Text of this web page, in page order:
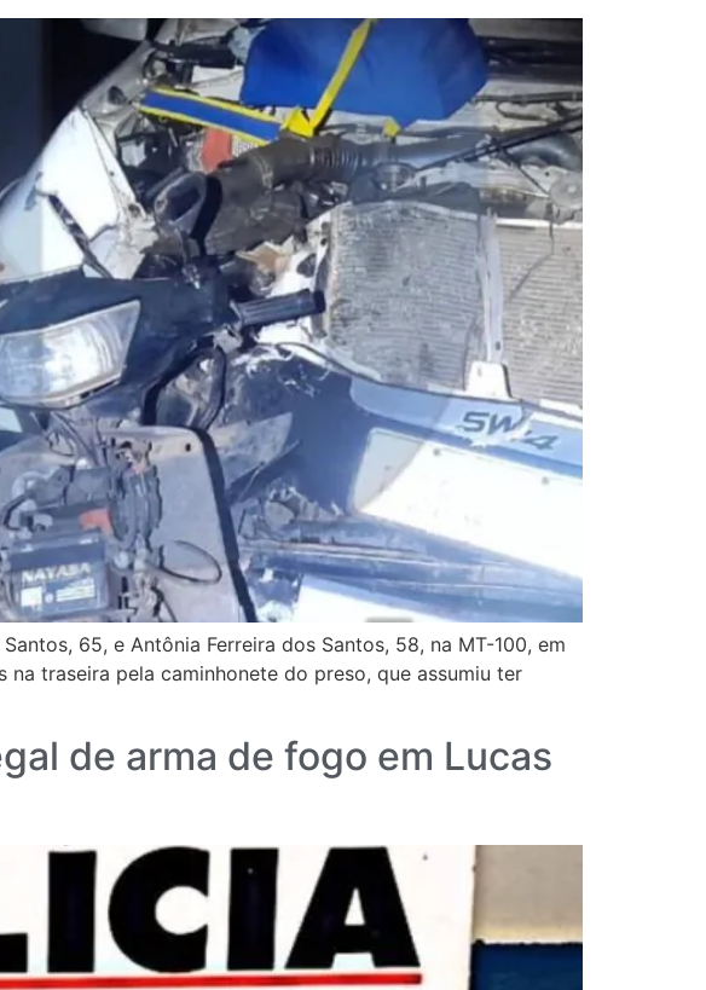
65, e Antônia Ferreira dos Santos, 58, na MT-100, em
traseira pela caminhonete do preso, que assumiu ter
de arma de fogo em Lucas